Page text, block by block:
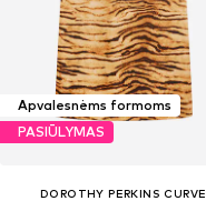
Apvalesnėms formoms
PASIŪLYMAS
DOROTHY PERKINS CURVE